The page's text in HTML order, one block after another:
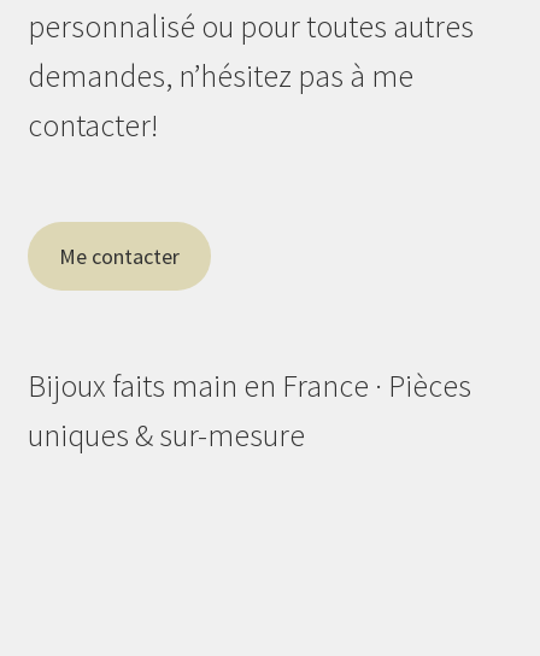
personnalisé ou pour toutes autres
demandes, n’hésitez pas à me
contacter!
Me contacter
Bijoux faits main en France · Pièces
uniques & sur-mesure